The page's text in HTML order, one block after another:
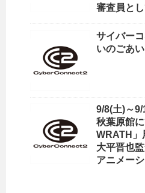
審査員と
サイバー
いのごあ
9/8(土)～
秋葉原館
WRATH」
大平晋也
アニメー